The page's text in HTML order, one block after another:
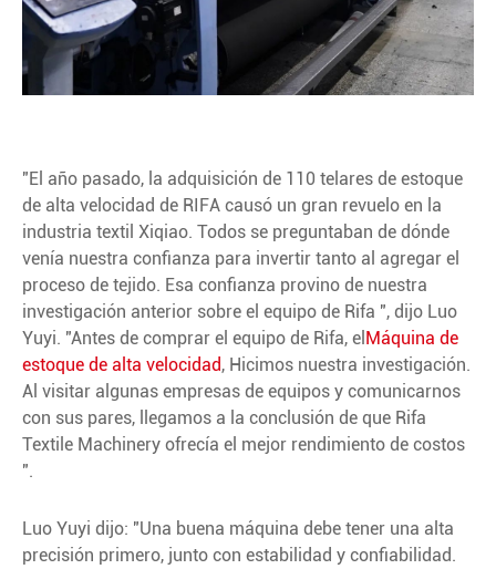
"El año pasado, la adquisición de 110 telares de estoque
de alta velocidad de RIFA causó un gran revuelo en la
industria textil Xiqiao. Todos se preguntaban de dónde
venía nuestra confianza para invertir tanto al agregar el
proceso de tejido. Esa confianza provino de nuestra
investigación anterior sobre el equipo de Rifa ", dijo Luo
Yuyi. "Antes de comprar el equipo de Rifa, el Máquina de
estoque de alta velocidad, Hicimos nuestra investigación.
Al visitar algunas empresas de equipos y comunicarnos
con sus pares, llegamos a la conclusión de que Rifa
Textile Machinery ofrecía el mejor rendimiento de costos
".
Luo Yuyi dijo: "Una buena máquina debe tener una alta
precisión primero, junto con estabilidad y confiabilidad.